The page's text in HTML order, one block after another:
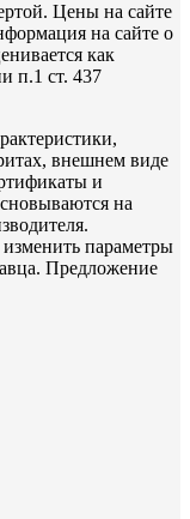
Цены на сайте
на сайте о
как
п.1 ст. 437
внешнем виде
и
на
изменить параметры
Предложение